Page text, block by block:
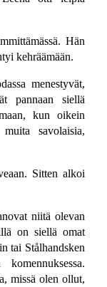
Hän
kehräämään.
menestyvät,
pannaan siellä
kun oikein
savolaisia,
Sitten alkoi
niitä olevan
on siellä omat
tai Stålhandsken
missä olen ollut,